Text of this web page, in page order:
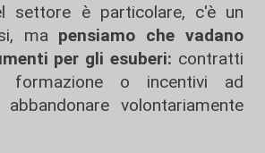
settore è particolare, c'è un
mapensiamo che vadano
per gli esuberi: contratti
formazione o incentivi ad
volontariamente